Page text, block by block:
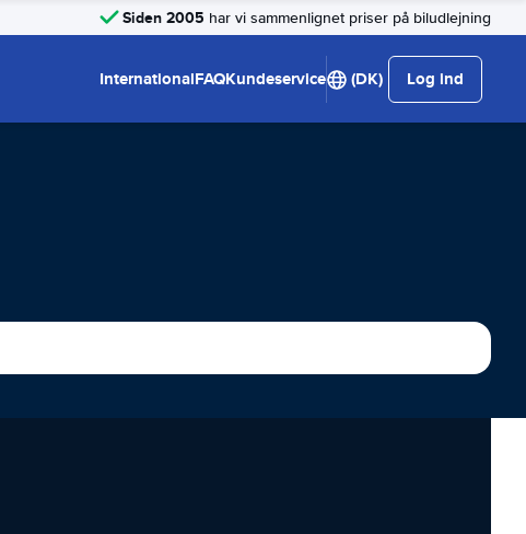
Siden 2005 har vi sammenlignet priser på biludlejning
InternationalFAQKundeservice (DK) Log ind